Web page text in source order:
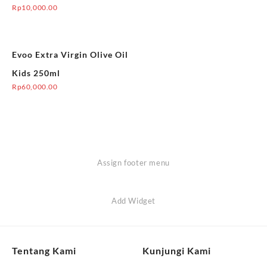
Rp10,000.00
Evoo Extra Virgin Olive Oil
Kids 250ml
Rp60,000.00
Assign footer menu
Add Widget
Tentang Kami Kunjungi Kami